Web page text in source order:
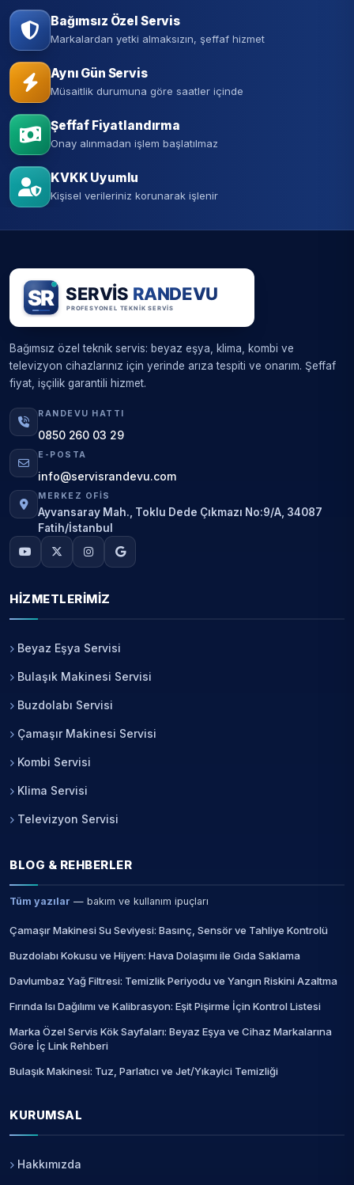
Bağımsız Özel Servis
Markalardan yetki almaksızın, şeffaf hizmet
Aynı Gün Servis
Müsaitlik durumuna göre saatler içinde
Şeffaf Fiyatlandırma
Onay alınmadan işlem başlatılmaz
KVKK Uyumlu
Kişisel verileriniz korunarak işlenir
Bağımsız özel teknik servis: beyaz eşya, klima, kombi ve
televizyon cihazlarınız için yerinde arıza tespiti ve onarım. Şeffaf
fiyat, işçilik garantili hizmet.
RANDEVU HATTI
0850 260 03 29
E-POSTA
info@servisrandevu.com
MERKEZ OFIS
Ayvansaray Mah., Toklu Dede Çıkmazı No:9/A, 34087
Fatih/İstanbul
HIZMETLERIMIZ
Beyaz Eşya Servisi
Bulaşık Makinesi Servisi
Buzdolabı Servisi
Çamaşır Makinesi Servisi
Kombi Servisi
Klima Servisi
Televizyon Servisi
BLOG & REHBERLER
Tüm yazılar — bakım ve kullanım ipuçları
Çamaşır Makinesi Su Seviyesi: Basınç, Sensör ve Tahliye Kontrolü
Buzdolabı Kokusu ve Hijyen: Hava Dolaşımı ile Gıda Saklama
Davlumbaz Yağ Filtresi: Temizlik Periyodu ve Yangın Riskini Azaltma
Fırında Isı Dağılımı ve Kalibrasyon: Eşit Pişirme İçin Kontrol Listesi
Marka Özel Servis Kök Sayfaları: Beyaz Eşya ve Cihaz Markalarına
Göre İç Link Rehberi
Bulaşık Makinesi: Tuz, Parlatıcı ve Jet/Yıkayici Temizliği
KURUMSAL
Hakkımızda